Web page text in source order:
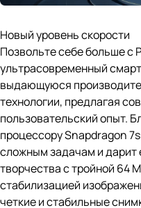
Новый уровень скорости
Позвольте себе больше с
ультрасовременный
выдающуюся
технологии, предлагая
пользовательский опыт.
процессору Snapdragon
сложным задачам и
творчества с тройной 64
стабилизацией
четкие и стабильные